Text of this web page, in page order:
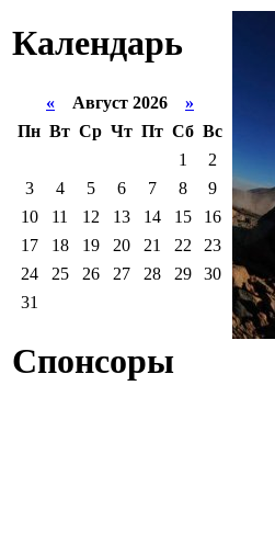
Календарь
« Август 2026 »
Пн Вт Ср Чт Пт Сб Вс
1
2
3
4 5 6 7 8
9
10
11 12 13 14 15
16
17
18 19 20 21 22
23
24
25 26 27 28 29
30
31
Спонсоры